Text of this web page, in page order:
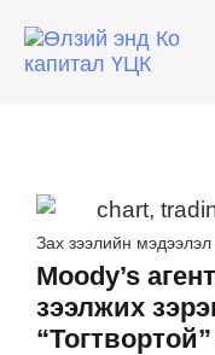
Зах зээлийн мэдээлэл
Moody’s
зээлжих